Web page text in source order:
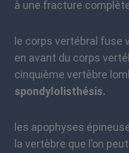
à une fracture
le corps vertébral fuse
en avant du corps
cinquième vertèbre
spondylolisthésis.
les apophyses
la vertèbre que l’on